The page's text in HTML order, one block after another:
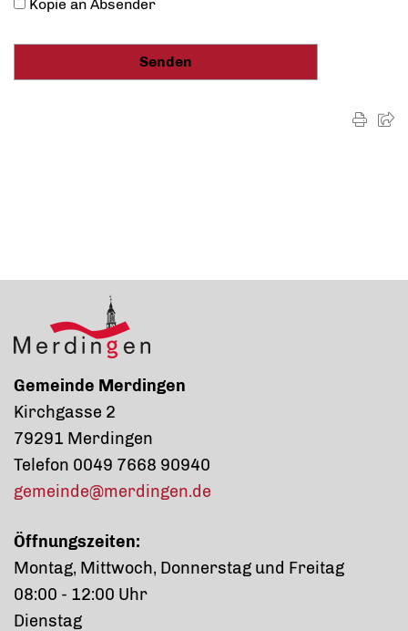
Kopie an Absender
Gemeinde Merdingen
Kirchgasse 2
79291 Merdingen
Telefon 0049 7668 90940
gemeinde@merdingen.de
Öffnungszeiten:
Montag, Mittwoch, Donnerstag und Freitag
08:00 - 12:00 Uhr
Dienstag